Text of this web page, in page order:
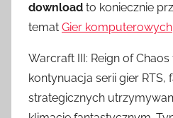
download to koniecznie
temat Gier komputerowych
Warcraft III: Reign of Chaos
kontynuacja serii gier RTS,
strategicznych